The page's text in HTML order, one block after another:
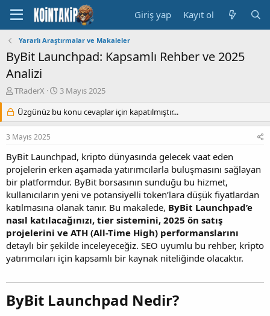
Giriş yap Kayıt ol
Yararlı Araştırmalar ve Makaleler
ByBit Launchpad: Kapsamlı Rehber ve 2025
Analizi
K
n
u
y
B
a
l
a
t
a
n
TRaderX
B
ş
l
g
ı
ç
t
a
r
i
h
i
3 Mayıs 2025
Üzgünüz bu konu cevaplar için kapatılmıştır...
3 Mayıs 2025
ByBit Launchpad, kripto dünyasında gelecek vaat eden
projelerin erken aşamada yatırımcılarla buluşmasını sağlayan
bir platformdur. ByBit borsasının sunduğu bu hizmet,
kullanıcıların yeni ve potansiyelli token’lara düşük fiyatlardan
katılmasına olanak tanır. Bu makalede, ByBit Launchpad’e
nasıl katılacağınızı, tier sistemini, 2025 ön satış
projelerini ve ATH (All-Time High) performanslarını
detaylı bir şekilde inceleyeceğiz. SEO uyumlu bu rehber, kripto
yatırımcıları için kapsamlı bir kaynak niteliğinde olacaktır.
ByBit Launchpad Nedir?